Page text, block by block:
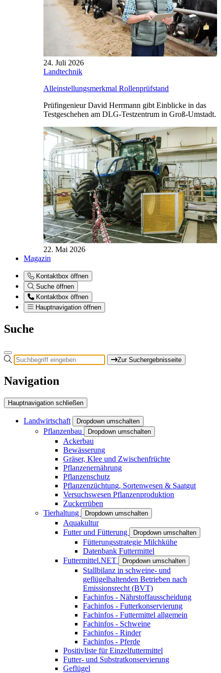
24. Juli 2026
Landtechnik
Alleinstellungsmerkmal Rollenprüfstand
Prüfingenieur David Herrmann gibt Einblicke in das
Testgeschehen am DLG-Testzentrum in Groß-Umstadt.
22. Mai 2026
Magazin
Kontaktbox öffnen
Suche öffnen
Kontaktbox öffnen
Hauptnavigation öffnen
Suche
Zur Suchergebnisseite
Navigation
Hauptnavigation schließen
Landwirtschaft Dropdown umschalten
Pflanzenbau Dropdown umschalten
Ackerbau
Bewässerung
Gräser, Klee und Zwischenfrüchte
Pflanzenernährung
Pflanzenschutz
Pflanzenzüchtung, Sortenwesen & Saatgut
Versuchswesen Pflanzenproduktion
Zuckerrüben
Tierhaltung
Dropdown umschalten
Aquakultur
Futter und Fütterung
Dropdown umschalten
Fütterungsstrategie Milchkühe
Datenbank Futtermittel
Futtermittel.NET
Dropdown umschalten
Stallbilanz in schweine- und
geflügelhaltenden Betrieben nach
Emissionsrecht (BVT)
Fachinfos - Nährstoffausscheidung
Fachinfos - Futterkonservierung
Fachinfos - Futtermittel allgemein
Fachinfos - Schweine
Fachinfos - Rinder
Fachinfos - Pferde
Positivliste für Einzelfuttermittel
Futter- und Substratkonservierung
Geflügel